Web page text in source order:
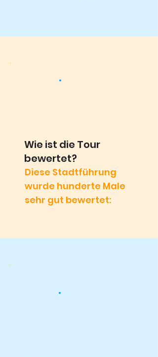
Wie ist die Tour
bewertet?
Diese Stadtführung
wurde hunderte Male
sehr gut bewertet: